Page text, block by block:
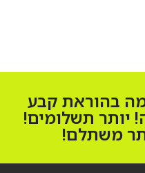
בהוראת קבע
יותר תשלומים!
משתלם!